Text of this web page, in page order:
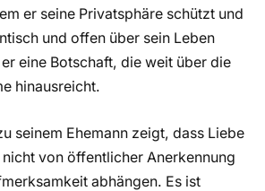
er seine Privatsphäre schützt und
und offen über sein Leben
eine Botschaft, die weit über die
hinausreicht.
seinem Ehemann zeigt, dass Liebe
von öffentlicher Anerkennung
abhängen. Es ist